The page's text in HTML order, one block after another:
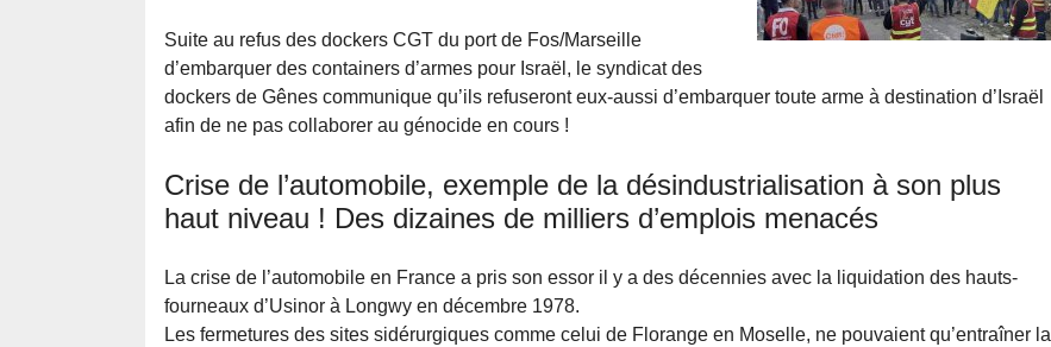
Suite au refus des dockers CGT du port de Fos/Marseille
d’embarquer des containers d’armes pour Israël, le syndicat des
dockers de Gênes communique qu’ils refuseront eux-aussi d’embarquer toute arme à destination d’Israël
afin de ne pas collaborer au génocide en cours !
Crise de l’automobile, exemple de la désindustrialisation à son plus
haut niveau ! Des dizaines de milliers d’emplois menacés
La crise de l’automobile en France a pris son essor il y a des décennies avec la liquidation des hauts-
fourneaux d’Usinor à Longwy en décembre 1978.
Les fermetures des sites sidérurgiques comme celui de Florange en Moselle, ne pouvaient qu’entraîner la